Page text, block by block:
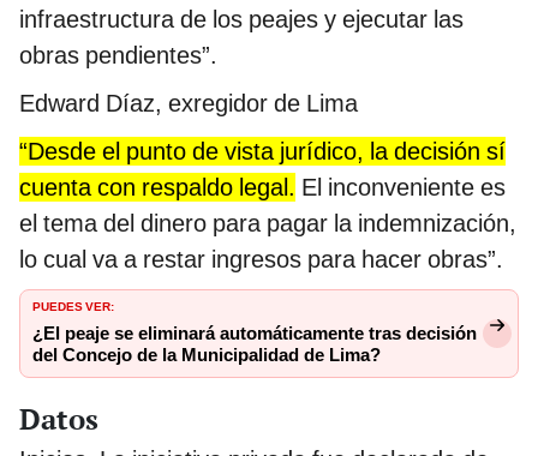
infraestructura de los peajes y ejecutar las
obras pendientes”.
Edward Díaz, exregidor de Lima
“Desde el punto de vista jurídico, la decisión sí
cuenta con respaldo legal. El inconveniente es
el tema del dinero para pagar la indemnización,
lo cual va a restar ingresos para hacer obras”.
PUEDES VER:
¿El peaje se eliminará automáticamente tras decisión
del Concejo de la Municipalidad de Lima?
Datos